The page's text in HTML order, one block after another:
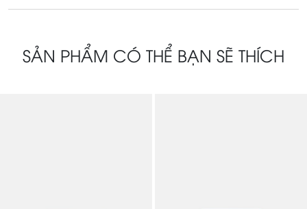
SẢN PHẨM CÓ THỂ BẠN SẼ THÍCH